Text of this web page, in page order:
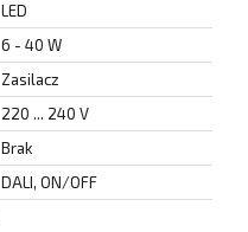
LED
6 - 40 W
Zasilacz
220 ... 240 V
Brak
DALI, ON/OFF